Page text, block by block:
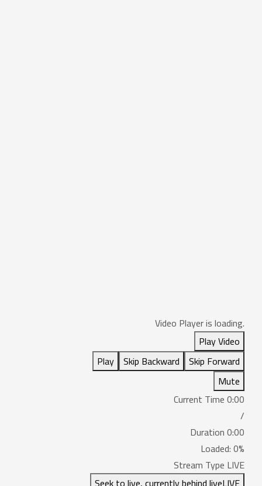
Video Player is loading.
Play Video
Play Skip Backward Skip Forward
Mute
Current Time0:00
/
Duration0:00
Loaded:0%
Stream Type LIVE